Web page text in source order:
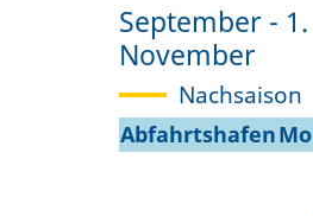
September - 1.
November
Nachsaison
AbfahrtshafenMo